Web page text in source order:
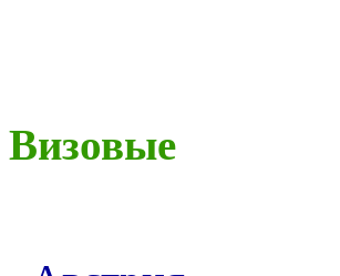
Визовые